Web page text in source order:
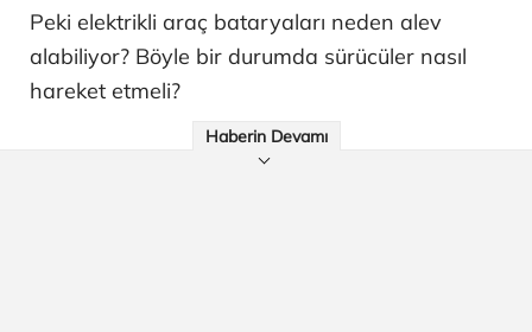
Peki elektrikli araç bataryaları neden alev
alabiliyor? Böyle bir durumda sürücüler nasıl
hareket etmeli?
Haberin Devamı